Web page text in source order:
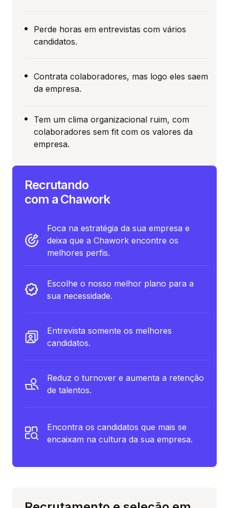
Perde horas em entrevistas com vários
candidatos.
Contrata colaboradores, mas logo eles saem
da empresa.
Tem um clima organizacional ruim, com
colaboradores sem fit com os valores da
empresa.
Recrutando
com a Chawork
Foca na estratégia da sua empresa e
deixa que a Chawork encontre os
melhores perfis.
Escolhe o nosso melhor plano para a
sua necessidade.
Entrevista somente os melhores
candidatos.
Reduz o turnover e aumenta a retenção
de talentos.
Encontra os candidatos que mais se
encaixam na cultura da sua empresa.